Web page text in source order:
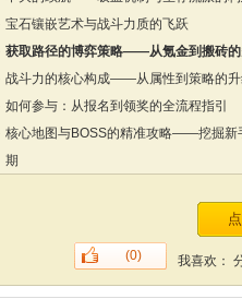
宝石镶嵌艺术与战斗力质的飞跃
获取路径的博弈策略——从氪金到搬砖
战斗力的核心构成——从属性到策略的
如何参与：从报名到领奖的全流程指引
核心地图与BOSS的精准攻略——挖掘新
期
我喜欢：
(0)